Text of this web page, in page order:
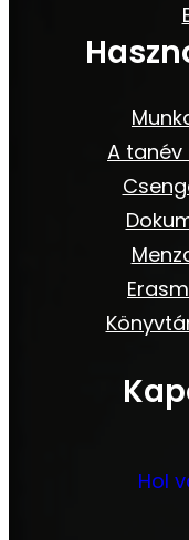
A tanév
Hol